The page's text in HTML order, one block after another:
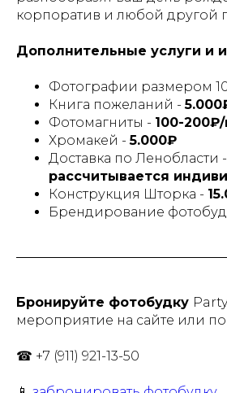
корпоратив и любой другой
Дополнительные услуги и
Фотографии размером
Книга пожеланий -
Фотомагниты - 100-
Хромакей -5.000₽
Доставка по Ленобласти -
рассчитывается
Конструкция Шторка -
Брендирование
Бронируйте фотобудку
мероприятие на сайте или
☎ +7 (911) 921-13-50